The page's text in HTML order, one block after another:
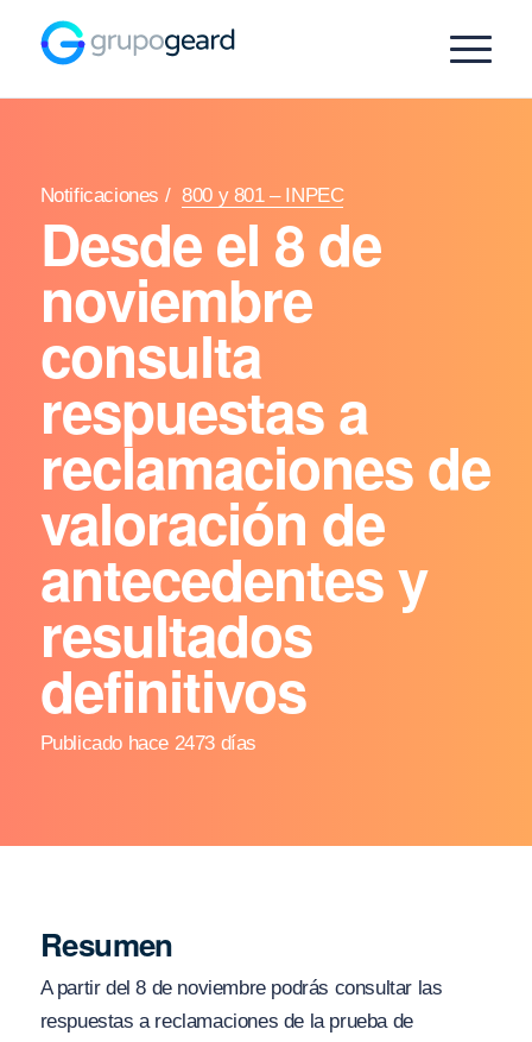
Notificaciones / 800 y 801 – INPEC
Desde el 8 de
noviembre
consulta
respuestas a
reclamaciones de
valoración de
antecedentes y
resultados
definitivos
Publicado hace 2473 días
Resumen
A partir del 8 de noviembre podrás consultar las
respuestas a reclamaciones de la prueba de